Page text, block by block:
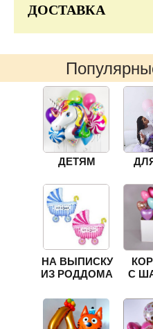
ДОСТАВКА
ДЕТЯМ
НА ВЫПИСКУ
ИЗ РОДДОМА
С